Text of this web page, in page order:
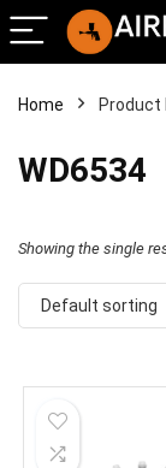
Home Product
‎WD6534
Showing the single
Default sorting